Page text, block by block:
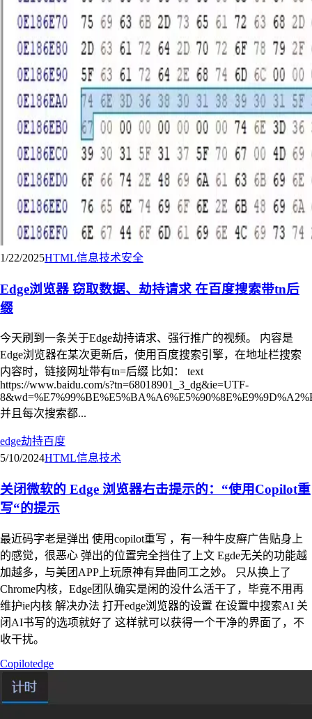
1/22/2025HTML信息技术安全
Edge浏览器 窃取数据、劫持请求 在百度搜索带tn后
缀
今天刷到一条关于Edge劫持请求、强行推广的视频。 内容是
Edge浏览器在某次更新后，使用百度搜索引擎，在地址栏搜索
内容时，链接网址带有tn=后缀 比如： text
https://www.baidu.com/s?tn=68018901_3_dg&ie=UTF-
并且每次搜索都...
edge劫持百度
5/10/2024HTML信息技术
关闭微软的 Edge 浏览器右击提示的：“使用Copilot重
写“的提示
最近码字老是弹出 使用copilot重写 ，有一种牛皮癣广告贴身上
的感觉，很恶心 弹出的位置完全挡住了上文 Egde无关的功能越
加越多，与美团APP上玩原神有异曲同工之妙。 只从换上了
Chrome内核，Edge团队确实是闲的没什么活干了，毕竟不用再
维护ie内核 解决办法 打开edge浏览器的设置 在设置中搜索AI 关
闭AI书写的选项就好了 这样就可以获得一个干净的界面了，不
收干扰。
Copilotedge